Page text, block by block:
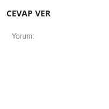
CEVAP VER